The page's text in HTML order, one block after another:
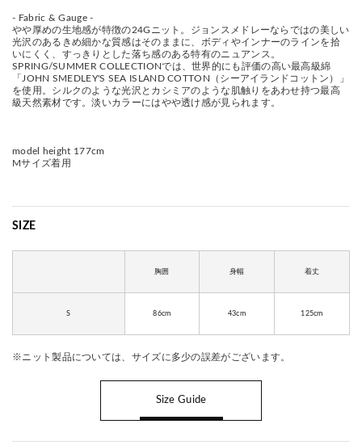
- Fabric & Gauge -
やや厚めの生地感が特徴の24Gニット。ジョンスメドレーならではの美しい
光沢のあるきめ細かな質感はそのままに、ボディやインナーのラインを拾
いにくく、すっきりとした落ち感のある特有のニュアンス。
SPRING/SUMMER COLLECTIONでは、世界的にも評価の高い最高級綿
「JOHN SMEDLEY'S SEA ISLAND COTTON（シーアイランドコットン）」
を使用。シルクのような光沢とカシミアのような肌触りをあわせ持つ最高
級天然素材です。淡いカラーにはやや透け感が見られます。
model height 177cm
Mサイズ着用
SIZE
胸囲 身幅 着丈
S 86cm 43cm 125cm
※ニット製品については、サイズに多少の誤差がございます。
Size Guide